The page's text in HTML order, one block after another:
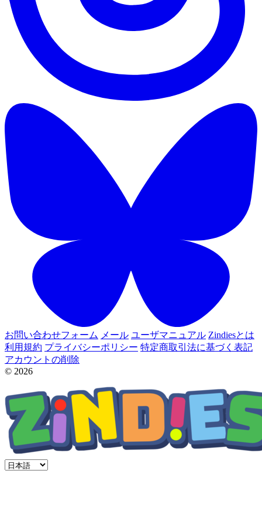
お問い合わせフォーム メール ユーザマニュアル Zindiesとは
利用規約 プライバシーポリシー 特定商取引法に基づく表記
アカウントの削除
© 2026